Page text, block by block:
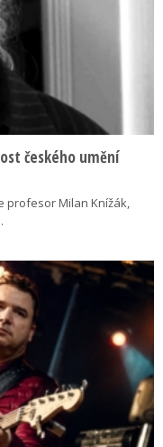
českého umění
profesor Milan Knížák,